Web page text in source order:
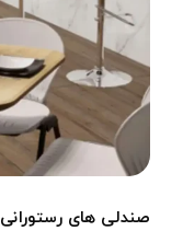
صندلی های رستورانی